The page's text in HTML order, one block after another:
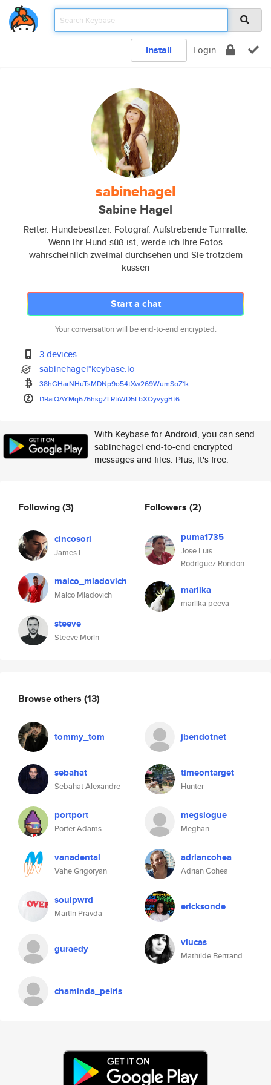
Install Login
sabinehagel
Sabine Hagel
Reiter. Hundebesitzer. Fotograf. Aufstrebende Turnratte.
Wenn Ihr Hund süß ist, werde ich Ihre Fotos
wahrscheinlich zweimal durchsehen und Sie trotzdem
küssen
Start a chat
Your conversation will be end-to-end encrypted.
3 devices
sabinehagel*keybase.io
38hGHarNHuTsMDNp9o54tXw269WumSoZ1k
t1RaiQAYMq676hsgZLRtiWD5LbXQyvygBt6
With Keybase for Android, you can send
sabinehagel end-to-end encrypted
messages and files. Plus, it's free.
Following(3)
cincosori
James L
malco_mladovich
Malco Mladovich
steeve
Steeve Morin
Followers (2)
puma1735
Jose Luis
Rodriguez Rondon
mariika
mariika peeva
Browse others (13)
tommy_tom jbendotnet
sebahat
Sebahat Alexandre
timeontarget
Hunter
portport
Porter Adams
megslogue
Meghan
vanadental
Vahe Grigoryan
adriancohea
Adrian Cohea
soulpwrd
Martin Pravda
ericksonde
guraedy vlucas
Mathilde Bertrand
chaminda_peiris